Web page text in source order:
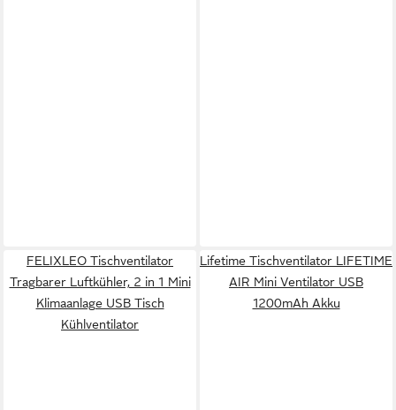
FELIXLEO Tischventilator
Tragbarer Luftkühler, 2 in 1 Mini
Klimaanlage USB Tisch
Kühlventilator
Lifetime Tischventilator LIFETIME
AIR Mini Ventilator USB
1200mAh Akku